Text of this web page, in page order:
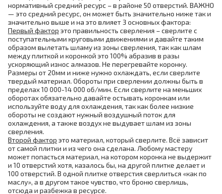
нормативный средний ресурс – в районе 50 отверстий. ВАЖНО
— это средний ресурс, он может быть значительно ниже так и
значительно выше и на это влияет 3 основных фактора:
Первый фактор это правильность сверления – сверлите с
поступательными круговыми движениями и давайте таким
образом вылетать шламу из зоны сверления, так как шлам
между плиткой и коронкой это 100% абразив в разы
ускоряющий износ алмазов. Не перегревайте коронку.
Размеры от 20мм и ниже нужно охлаждать, если сверлите
твердый материал. Обороты при сверлении должны быть в
пределах 10 000-14 000 об/мин. Если сверлите на меньших
оборотах обязательно давайте остывать коронкам или
используйте воду для охлаждения, так как более низкие
обороты не создают нужный воздушный поток для
охлаждения, а также воздух не выдувает шлам из зоны
сверления.
Второй фактор это материал, который сверлите. Всё зависит
от самой плитки и из чего она сделана. Любому мастеру
может попасться материал, на котором коронка не выдержит
и 10 отверстий хотя, казалось бы, на другой плитке делает и
100 отверстий. В одной плитке отверстия сверлиться «как по
маслу», а в другом такое чувство, что броню сверлишь,
отсюда и разбежка в ресурсе.